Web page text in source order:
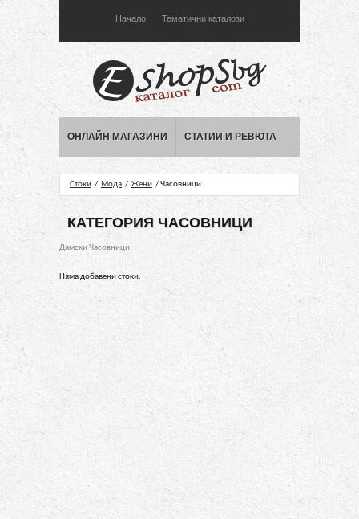
Начало Тематични каталози
ОНЛАЙН МАГАЗИНИ СТАТИИ И РЕВЮТА
Стоки / Мода / Жени / Часовници
КАТЕГОРИЯ ЧАСОВНИЦИ
Дамски Часовници
Няма добавени стоки.